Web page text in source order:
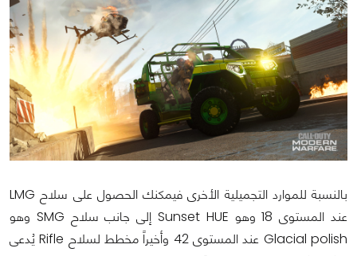
بالنسبة للموارد التجميلية الأخرى فيمكنك الحصول على سلاح LMG
عند المستوى 18 وهو Sunset HUE إلى جانب سلاح SMG وهو
Glacial polish عند المستوى 42 وأخيراً مخطط لسلاح Rifle يُدعى